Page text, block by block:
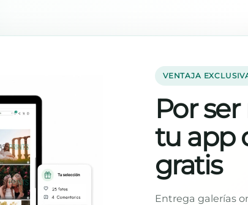
VENTAJA
Por
tu app
gratis
Entrega galerías